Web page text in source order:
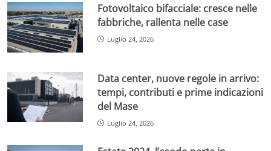
Fotovoltaico bifacciale: cresce nelle
fabbriche, rallenta nelle case
Luglio 24, 2026
Data center, nuove regole in arrivo:
tempi, contributi e prime indicazioni
del Mase
Luglio 24, 2026